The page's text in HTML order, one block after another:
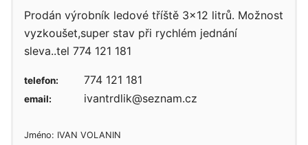
Prodán výrobník ledové tříště 3×12 litrů. Možnost
vyzkoušet,super stav při rychlém jednání
sleva..tel 774 121 181
Jméno: IVAN VOLANIN
telefon: 774 121 181
email: ivantrdlik@seznam.cz